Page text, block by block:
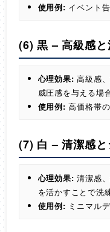
使用例: イベント
(6) 黒 – 高級感と
心理効果: 高級感
威圧感を与える場
使用例: 高価格帯
(7) 白 – 清潔感と
心理効果: 清潔感
を活かすことで洗
使用例: ミニマル